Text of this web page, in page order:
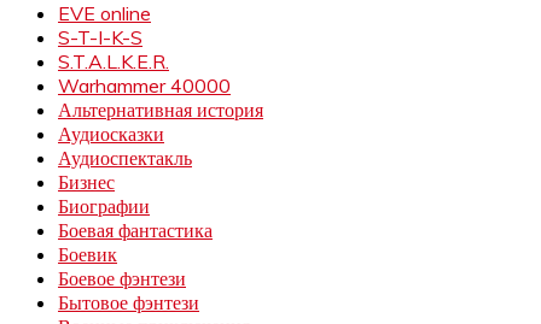
EVE online
S-T-I-K-S
S.T.A.L.K.E.R.
Warhammer 40000
Альтернативная история
Аудиосказки
Аудиоспектакль
Бизнес
Биографии
Боевая фантастика
Боевик
Боевое фэнтези
Бытовое фэнтези